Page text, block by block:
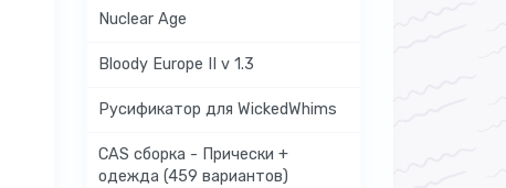
Nuclear Age
Bloody Europe II v 1.3
Русификатор для WickedWhims
CAS сборка - Прически +
одежда (459 вариантов)